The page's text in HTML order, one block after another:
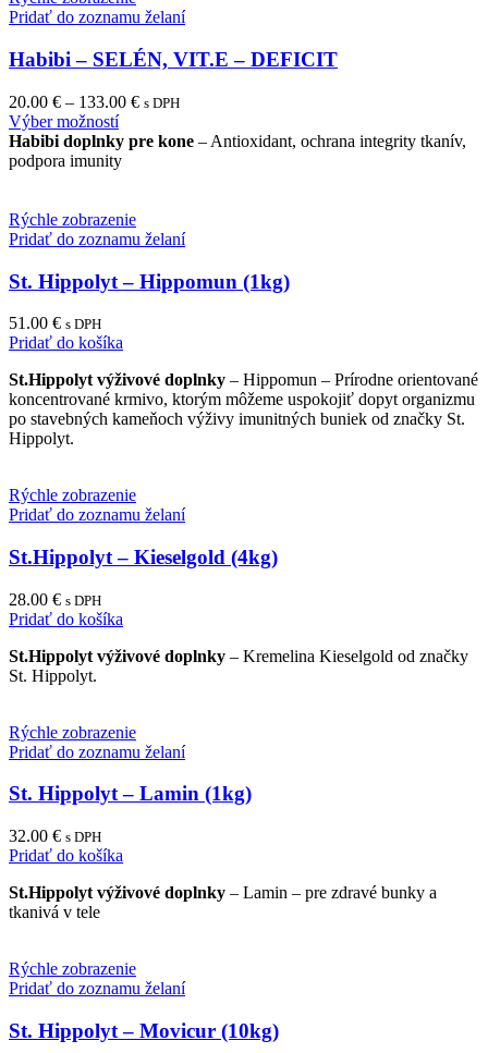
Pridať do zoznamu želaní
Habibi – SELÉN, VIT.E – DEFICIT
20.00 € – 133.00 € s DPH
Výber možnostíThis
product
has
The
options
chosen
the
product
page
Habibi doplnky pre kone – Antioxidant, ochrana integrity tkanív,
podpora imunity
Rýchle zobrazenie
Pridať do zoznamu želaní
St. Hippolyt – Hippomun (1kg)
51.00 € s DPH
Pridať do košíka
St.Hippolyt výživové doplnky – Hippomun – Prírodne orientované
koncentrované krmivo, ktorým môžeme uspokojiť dopyt organizmu
po stavebných kameňoch výživy imunitných buniek od značky St.
Hippolyt.
Rýchle zobrazenie
Pridať do zoznamu želaní
St.Hippolyt – Kieselgold (4kg)
28.00 € s DPH
Pridať do košíka
St.Hippolyt výživové doplnky – Kremelina Kieselgold od značky
St. Hippolyt.
Rýchle zobrazenie
Pridať do zoznamu želaní
St. Hippolyt – Lamin (1kg)
32.00 € s DPH
Pridať do košíka
St.Hippolyt výživové doplnky – Lamin – pre zdravé bunky a
tkanivá v tele
Rýchle zobrazenie
Pridať do zoznamu želaní
St. Hippolyt – Movicur (10kg)